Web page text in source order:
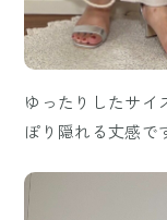
ゆったりしたサイ
ぽり隠れる丈感で